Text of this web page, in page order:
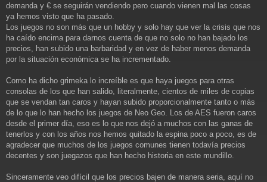
a
j
demanda y € se seguirán vendiendo pero cuando vienen mal las cosas
ya hemos visto que ha pasado.
Los juegos no son más que un hobby y solo hay que ver la crisis que nos
ha caído encima para darnos cuenta de que no solo no han bajado los
precios, han subido una barbaridad y en vez de haber menos demanda
por la situación económica se ha incrementado.
Como ha dicho grimeka lo increíble es que haya juegos para otras
consolas de los que han salido, literalmente, cientos de miles de copias
que se vendan tan caros y hayan subido proporcionalmente tanto o más
de lo que lo han hecho los juegos de Neo Geo. Los de AES fueron caros
desde el primer día, eso es lo que nos dejó a muchos con las ganas de
tenerlos y con los años nos hemos quitado la espina poco a poco, es de
agradecer que muchos de los juegos comunes tienen todavía precios
decentes y son juegazos que han hecho historia en este mundillo.
Sinceramente veo difícil que los precios bajen de manera seria, aquí no